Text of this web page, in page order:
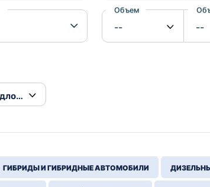
Объем от
ГИБРИДЫ И ГИБРИДНЫЕ АВТОМОБИЛИ